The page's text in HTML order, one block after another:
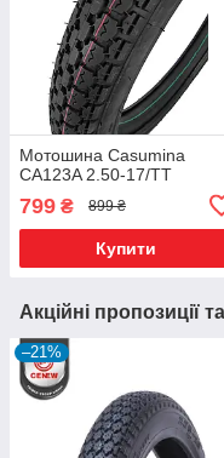
Мотошина Casumina
CA123A 2.50-17/TT
799 ₴ 899 ₴
Купити
Акційні пропозиції
–21%